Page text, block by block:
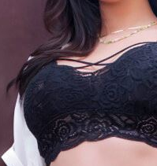
12:11
12:10